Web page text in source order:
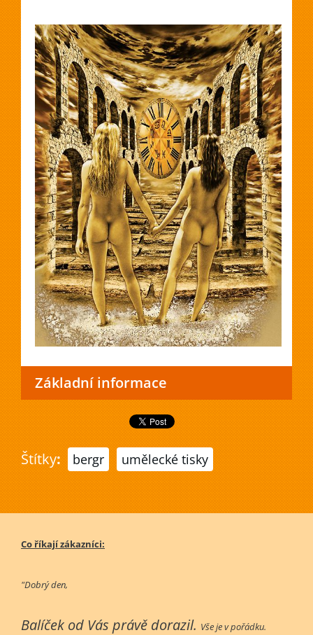
Základní informace
Štítky: bergr umělecké tisky
Co říkají zákazníci:
"Dobrý den,
Balíček od Vás právě dorazil. Vše je v pořádku.